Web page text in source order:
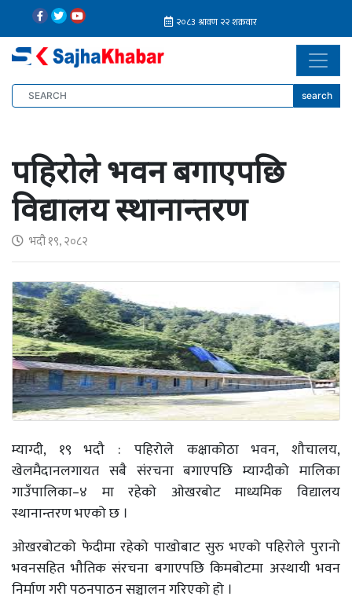
search
पहिरोले भवन बगाएपछि
विद्यालय स्थानान्तरण
भदौ १९, २०८२
म्याग्दी, १९ भदौ : पहिरोले कक्षाकोठा भवन, शौचालय,
खेलमैदानलगायत सबै संरचना बगाएपछि म्याग्दीको मालिका
गाउँपालिका–४ मा रहेको ओखरबोट माध्यमिक विद्यालय
स्थानान्तरण भएको छ ।
ओखरबोटको फेदीमा रहेको पाखोबाट सुरु भएको पहिरोले पुरानो
भवनसहित भौतिक संरचना बगाएपछि किमबोटमा अस्थायी भवन
निर्माण गरी पठनपाठन सञ्चालन गरिएको हो ।